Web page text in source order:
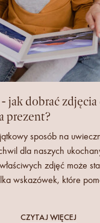
jak dobrać zdjęcia
prezent?
sposób na
dla naszych
zdjęć może
wskazówek, które
CZYTAJ WIĘCEJ